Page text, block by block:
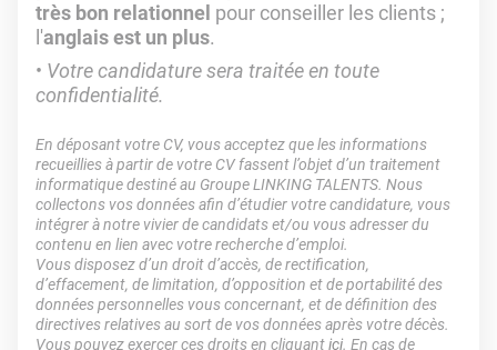
très bon relationnel pour conseiller les clients ;
l'anglais est un plus.
Votre candidature sera traitée en toute
confidentialité.
En déposant votre CV, vous acceptez que les informations
recueillies à partir de votre CV fassent l’objet d’un traitement
informatique destiné au Groupe LINKING TALENTS. Nous
collectons vos données afin d’étudier votre candidature, vous
intégrer à notre vivier de candidats et/ou vous adresser du
contenu en lien avec votre recherche d’emploi.
Vous disposez d’un droit d’accès, de rectification,
d’effacement, de limitation, d’opposition et de portabilité des
données personnelles vous concernant, et de définition des
directives relatives au sort de vos données après votre décès.
Vous pouvez exercer ces droits en cliquantici. En cas de